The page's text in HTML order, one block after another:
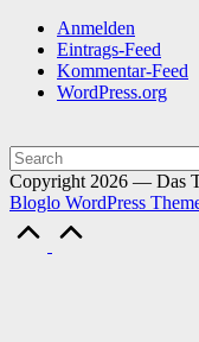
Anmelden
Eintrags-Feed
Kommentar-Feed
WordPress.org
Copyright 2026 — Das
Bloglo WordPress